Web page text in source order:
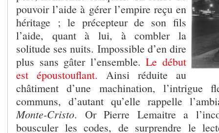
pouvoir l’aide à gérer l’empire reçu en
héritage ; le précepteur de son fils
l’aide, quant à lui, à combler la
solitude ses nuits. Impossible d’en dire
plus sans gâter l’ensemble.Le début
est époustouflant. Ainsi réduite au
châtiment d’une machination, l’intrigue
communs, d’autant qu’elle rappelle
Monte-Cristo. Or Pierre Lemaitre a
bousculer les codes, de surprendre le